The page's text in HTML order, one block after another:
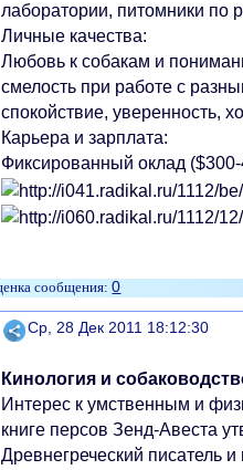
лаборатории, питомники по
Личные качества:
Любовь к собакам и
смелость при работе с
спокойствие, уверенность,
Карьера и зарплата:
Фиксированный оклад
0
Поделиться
Ср, 28 Дек 2011 18:12:30
Кинология и
Интерес к умственным и
книге персов Зенд-Авеста
Древнегреческий писатель